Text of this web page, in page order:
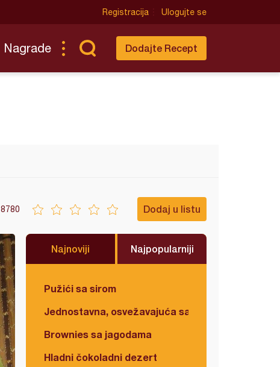
Registracija Ulogujte se
Nagrade Dodajte Recept
8780 Dodaj u listu
Najnoviji Najpopularniji
Pužići sa sirom
Jednostavna, osvežavajuća salata
Brownies sa jagodama
Hladni čokoladni dezert